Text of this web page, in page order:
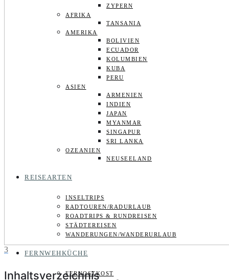
ZYPERN
AFRIKA
TANSANIA
AMERIKA
BOLIVIEN
ECUADOR
KOLUMBIEN
KUBA
PERU
ASIEN
ARMENIEN
INDIEN
JAPAN
MYANMAR
SINGAPUR
SRI LANKA
OZEANIEN
NEUSEELAND
REISEARTEN
INSELTRIPS
RADTOUREN/RADURLAUB
ROADTRIPS & RUNDREISEN
STÄDTEREISEN
WANDERUNGEN/WANDERURLAUB
FERNWEHKÜCHE
FERNOSTKOST
3
Inhaltsverzeichnis